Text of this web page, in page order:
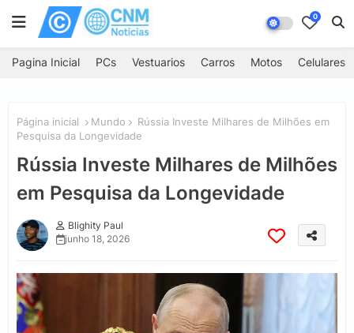
0
Pagina Inicial PCs Vestuarios Carros Motos Celulares
Página inicial Mundo
Rússia Investe Milhares de Milhões em
Pesquisa da Longevidade
Rússia Investe Milhares de Milhões
em Pesquisa da Longevidade
Blighity Paul
junho 18, 2026